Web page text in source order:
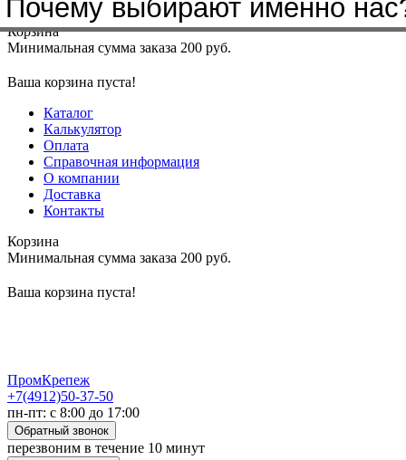
Меню+7(4912)50-37-50sbit@krep62.ru
Корзина
Минимальная сумма заказа 200 руб.
Ваша корзина пуста!
Каталог
Калькулятор
Оплата
Справочная информация
О компании
Доставка
Контакты
Корзина
Минимальная сумма заказа 200 руб.
Ваша корзина пуста!
ПромКрепеж
+7(4912)50-37-50
пн-пт: с 8:00 до 17:00
Обратный звонок
перезвоним в течение 10 минут
Почему выбирают именно